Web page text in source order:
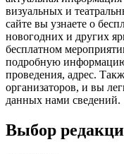
визуальных и
сайте вы узнаете о
новогодних и других
бесплатном
подробную
проведения, адрес.
организаторов, и вы
данных нами сведений.
Выбор